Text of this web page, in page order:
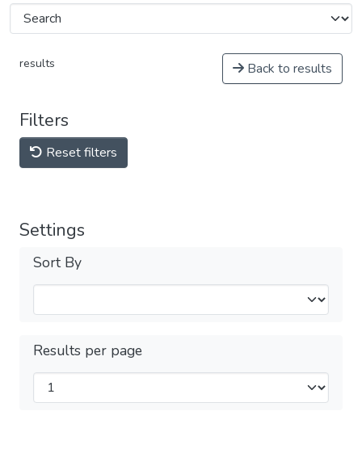
results Back to results
Filters
Reset filters
Settings
Sort By
Results per page